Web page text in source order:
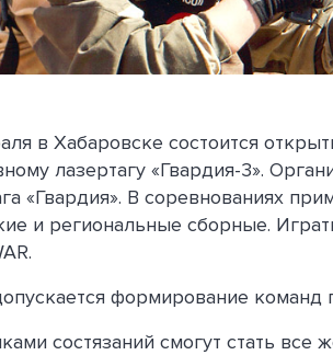
в Хабаровске состоится
лазертагу «Гвардия-3».
«Гвардия». В соревнованиях
и региональные сборные.
формирование команд
состязаний смогут стать все